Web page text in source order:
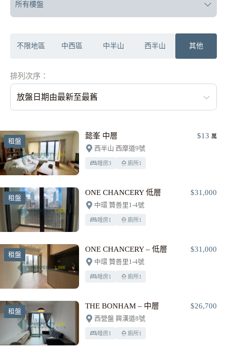
所有樓盤
不限地區 中西區 中半山 西半山 其他
排列次序：
放盤日期由最新至最舊
租盤
懿峯 中層 $13 萬
西半山 西摩道9號
睡房3 廁所1
租盤
ONE CHANCERY 低層 $31,000
中環 贊善里1-4號
睡房1 廁所1
租盤
ONE CHANCERY – 低層 $31,000
中環 贊善里1-4號
睡房1 廁所1
租盤
THE BONHAM – 中層 $26,700
西營盤 興漢道8號
睡房1 廁所1